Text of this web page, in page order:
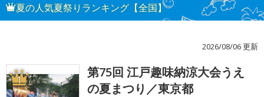
夏の人気夏祭りランキング【全国】
2026/08/06 更新
1
第75回 江戸趣味納涼大会うえ
の夏まつり／東京都